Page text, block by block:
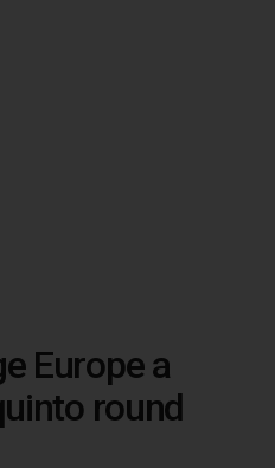
Europe a
round